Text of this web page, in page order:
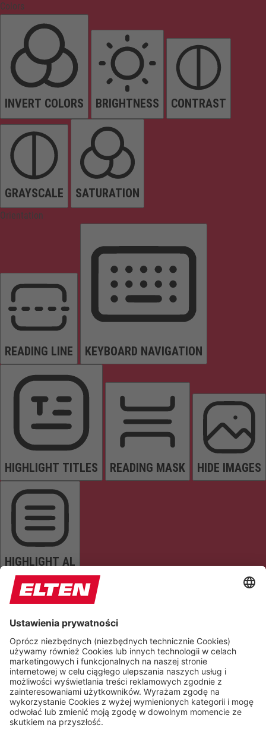
Colors
INVERT COLORS BRIGHTNESS CONTRAST
GRAYSCALE SATURATION
Orientation
READING LINE KEYBOARD NAVIGATION
HIGHLIGHT TITLES READING MASK HIDE IMAGES
HIGHLIGHT AL
READ PAGE MUTE SOUNDS STOP ANIMATIONS
Reset Settings